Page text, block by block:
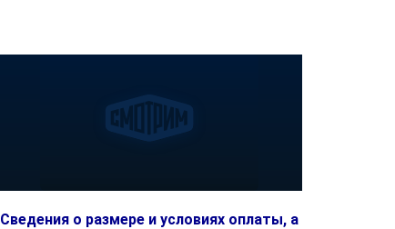
Сведения о размере и условиях оплаты, а